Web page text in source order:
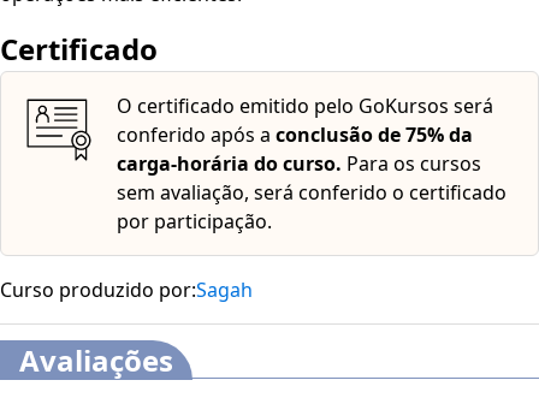
Certificado
O certificado emitido pelo GoKursos será
conferido após a conclusão de 75% da
carga-horária do curso. Para os cursos
sem avaliação, será conferido o certificado
por participação.
Curso produzido por:Sagah
Avaliações